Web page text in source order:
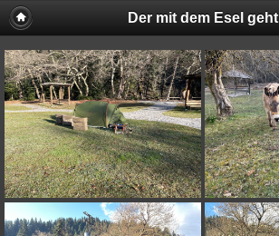
Der mit dem Esel geht